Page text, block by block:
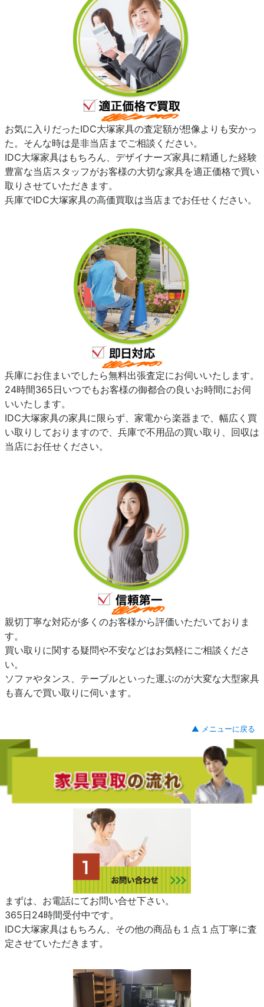
お気に入りだったIDC大塚家具の査定額が想像よりも安かっ
た。そんな時は是非当店までご相談ください。
IDC大塚家具はもちろん、デザイナーズ家具に精通した経験
豊富な当店スタッフがお客様の大切な家具を適正価格で買い
取りさせていただきます。
兵庫でIDC大塚家具の高価買取は当店までお任せください。
兵庫にお住まいでしたら無料出張査定にお伺いいたします。
24時間365日いつでもお客様の御都合の良いお時間にお伺
いいたします。
IDC大塚家具の家具に限らず、家電から楽器まで、幅広く買
い取りしておりますので、兵庫で不用品の買い取り、回収は
当店にお任せください。
親切丁寧な対応が多くのお客様から評価いただいておりま
す。
買い取りに関する疑問や不安などはお気軽にご相談くださ
い。
ソファやタンス、テーブルといった運ぶのが大変な大型家具
も喜んで買い取りに伺います。
▲ メニューに戻る
まずは、お電話にてお問い合せ下さい。
365日24時間受付中です。
IDC大塚家具はもちろん、その他の商品も１点１点丁寧に査
定させていただきます。